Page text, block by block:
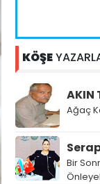
KÖŞE
AKIN
Ağaç
Bir